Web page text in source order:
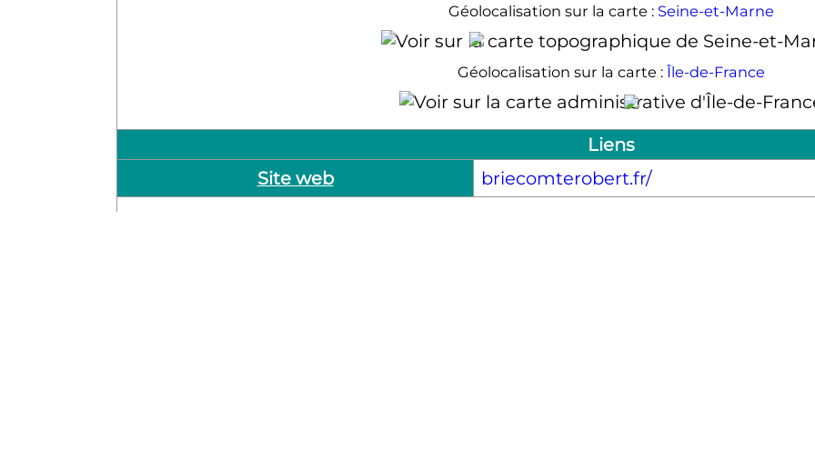
Géolocalisation sur la carte : Seine-et-Marne
Brie-Comte-Robert
Géolocalisation sur la carte : Île-de-France
Liens
Site web
briecomterobert.fr/